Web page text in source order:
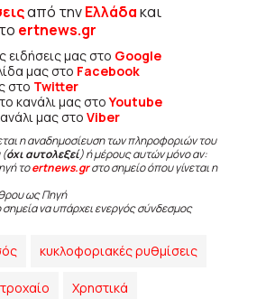
από τηνΕλλάδακαι
ertnews.gr
ειδήσεις μας στο Google
μας στο Facebook
στο Twitter
κανάλι μας στοYoutube
μας στο Viber
η αναδημοσίευση των πληροφοριών του
(όχι αυτολεξεί) ή μέρους αυτών μόνο αν:
τοertnews.grστο σημείο όπου γίνεται η
ως Πηγή
να υπάρχει ενεργός σύνδεσμος
κυκλοφοριακές ρυθμίσεις
τροχαίο Χρηστικά